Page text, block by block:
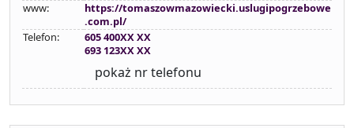
www:
https://tomaszowmazowiecki.uslugipogrzebowe
.com.pl/
Telefon:
605 400XX XX
693 123XX XX
pokaż nr telefonu